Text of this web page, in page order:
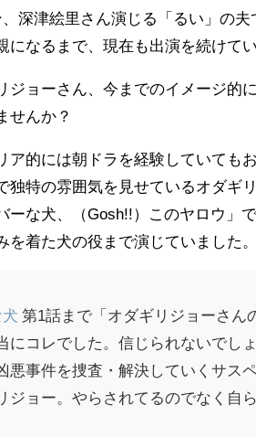
深津絵里さん演じる「るい」の
になるまで、現在も出演を続けてい
ジョーさん、今までのイメージ的
せんか？
ア的には朝ドラを経験していても
独特の雰囲気を見せているオダギ
ーな犬、（Gosh!!）このヤロウ」
を着た犬の役まで演じていました。
第1話まで「オダギリジョーさん
にコレでした。信じられないでし
悪事件を捜査・解決していくサス
ジョー。やらされてるのでなく自